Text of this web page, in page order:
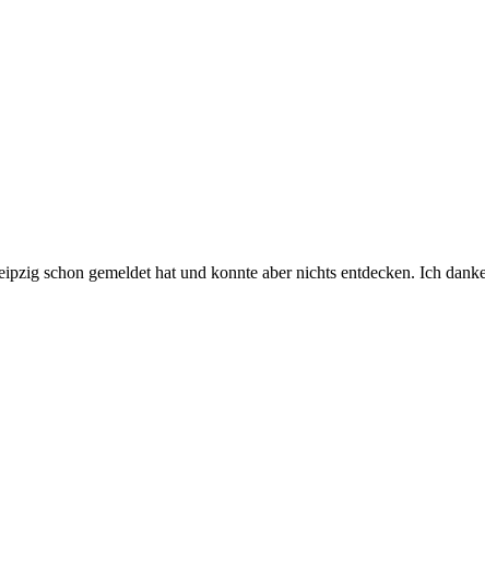
schon gemeldet hat und konnte aber nichts entdecken. Ich